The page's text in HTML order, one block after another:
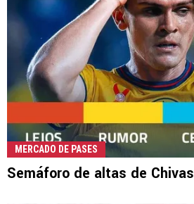
MERCADO DE PASES
Semáforo de altas de Chivas